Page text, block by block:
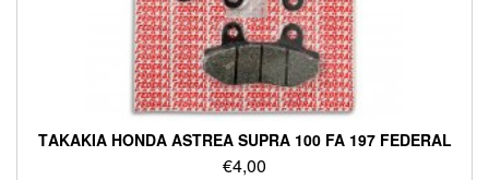
ΤΑΚΑΚΙΑ HONDA ASTREA SUPRA 100 FA 197 FEDERAL
€4,00